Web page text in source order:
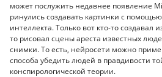
может послужить недавнее появление
ринулись создавать картинки с помощью
интеллекта. Только вот кто-то создавал
то рисовал сцены ареста известных
снимки. То есть, нейросети можно
способа убедить людей в правдивости
конспирологической теории.